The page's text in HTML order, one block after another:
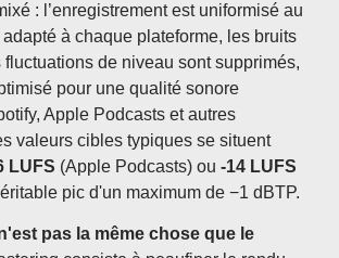
: l’enregistrement est uniformisé au
à chaque plateforme, les bruits
fluctuations de niveau sont supprimés,
pour une qualité sonore
Apple Podcasts et autres
valeurs cibles typiques se situent
LUFS (Apple Podcasts) ou -14 LUFS
pic d'un maximum de −1 dBTP.
pas la même chose que le